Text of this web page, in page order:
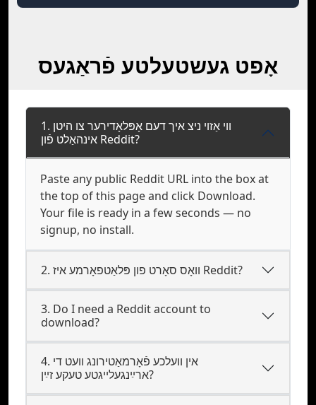
אָפט געשטעלטע פֿראַגעס
1. ווי אַזוי ניצ איך דעם אָפּלאָדירער צו היטן
אינהאַלט פֿון Reddit?
Paste any public Reddit URL into the box at
the top of this page and click Download.
Your file is ready in a few seconds — no
signup, no install.
2. וואָס סאָרט פון פּלאַטפאָרמע איז Reddit?
3. Do I need a Reddit account to
download?
4. אין וועלכע פֿאָרמאַטירונג וועט די
ארײַנגעלייגטע טעקע זײַן?